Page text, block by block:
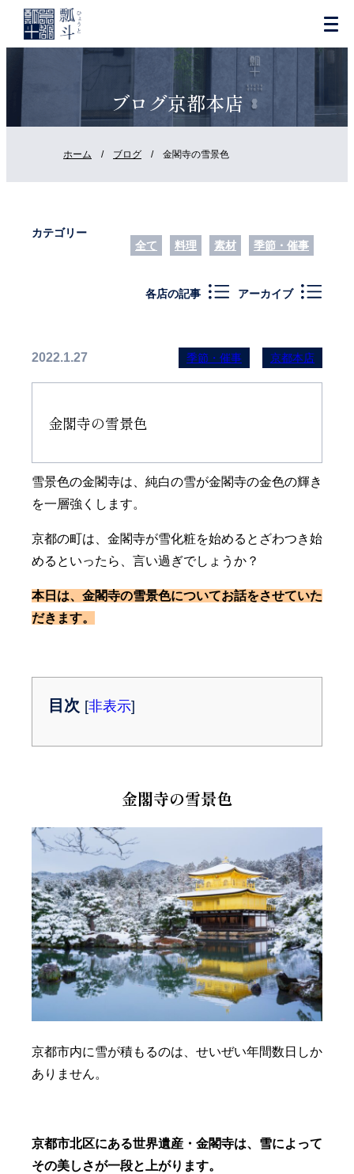
ブログ京都本店
ホーム / ブログ / 金閣寺の雪景色
カテゴリー
全て
料理 素材 季節・催事
各店の記事 アーカイブ
2022.1.27 季節・催事 京都本店
金閣寺の雪景色
雪景色の金閣寺は、純白の雪が金閣寺の金色の輝き
を一層強くします。
京都の町は、金閣寺が雪化粧を始めるとざわつき始
めるといったら、言い過ぎでしょうか？
本日は、金閣寺の雪景色についてお話をさせていた
だきます。
目次 [非表示]
金閣寺の雪景色
京都市内に雪が積もるのは、せいぜい年間数日しか
ありません。
京都市北区にある世界遺産・金閣寺は、雪によって
その美しさが一段と上がります。